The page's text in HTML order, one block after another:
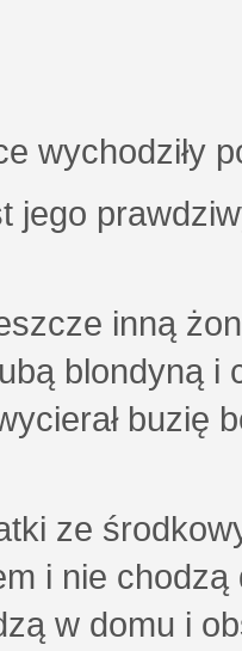
wychodziły
jego
inną
blondyną i
buzię
ze
i nie
w domu i